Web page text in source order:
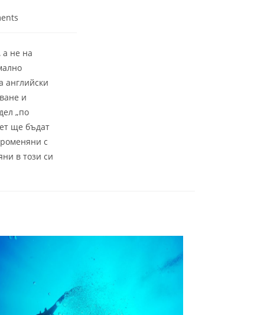
а не на
английски
и
„по
ще бъдат
с
в този си